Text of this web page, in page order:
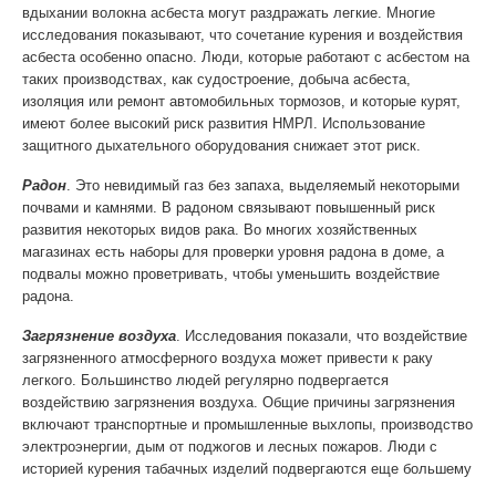
вдыхании волокна асбеста могут раздражать легкие. Многие
исследования показывают, что сочетание курения и воздействия
асбеста особенно опасно. Люди, которые работают с асбестом на
таких производствах, как судостроение, добыча асбеста,
изоляция или ремонт автомобильных тормозов, и которые курят,
имеют более высокий риск развития НМРЛ. Использование
защитного дыхательного оборудования снижает этот риск.
Радон. Это невидимый газ без запаха, выделяемый некоторыми
почвами и камнями. В радоном связывают повышенный риск
развития некоторых видов рака. Во многих хозяйственных
магазинах есть наборы для проверки уровня радона в доме, а
подвалы можно проветривать, чтобы уменьшить воздействие
радона.
Загрязнение воздуха. Исследования показали, что воздействие
загрязненного атмосферного воздуха может привести к раку
легкого. Большинство людей регулярно подвергается
воздействию загрязнения воздуха. Общие причины загрязнения
включают транспортные и промышленные выхлопы, производство
электроэнергии, дым от поджогов и лесных пожаров. Люди с
историей курения табачных изделий подвергаются еще большему